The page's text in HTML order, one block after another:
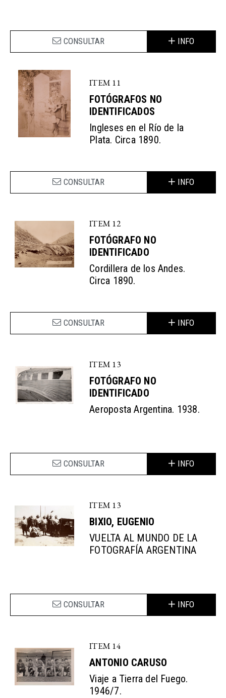
CONSULTAR INFO
ITEM 11
FOTÓGRAFOS NO
IDENTIFICADOS
Ingleses en el Río de la
Plata. Circa 1890.
CONSULTAR INFO
ITEM 12
FOTÓGRAFO NO
IDENTIFICADO
Cordillera de los Andes.
Circa 1890.
CONSULTAR INFO
ITEM 13
FOTÓGRAFO NO
IDENTIFICADO
Aeroposta Argentina. 1938.
CONSULTAR INFO
ITEM 13
BIXIO, EUGENIO
VUELTA AL MUNDO DE LA
FOTOGRAFÍA ARGENTINA
CONSULTAR INFO
ITEM 14
ANTONIO CARUSO
Viaje a Tierra del Fuego.
1946/7.